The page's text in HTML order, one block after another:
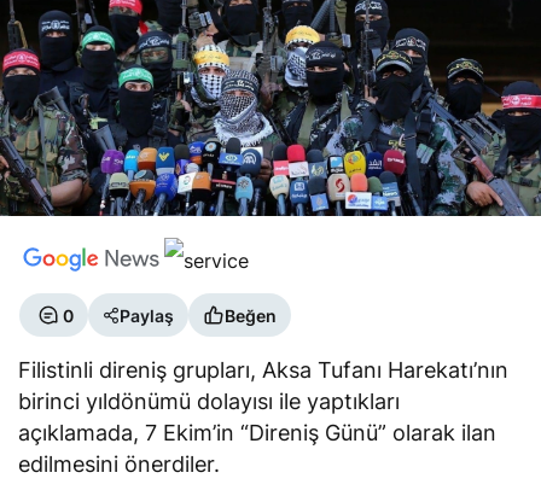
0 Paylaş Beğen
Filistinli direniş grupları, Aksa Tufanı Harekatı’nın
birinci yıldönümü dolayısı ile yaptıkları
açıklamada, 7 Ekim’in “Direniş Günü” olarak ilan
edilmesini önerdiler.